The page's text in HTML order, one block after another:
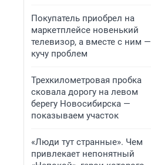
Покупатель приобрел на
маркетплейсе новенький
телевизор, а вместе с ним —
кучу проблем
Трехкилометровая пробка
сковала дорогу на левом
берегу Новосибирска —
показываем участок
«Люди тут странные». Чем
привлекает непонятный